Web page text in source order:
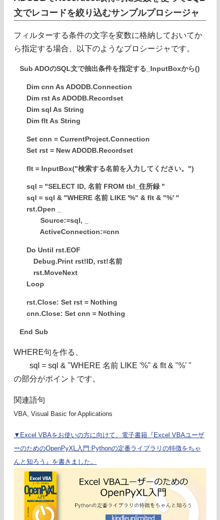
文でレコードを絞り込むサンプルプロシージャ
フィルターする条件の文字を変数に格納しておいてか
ら指定する場合、以下のようなプロシージャです。
Sub ADOのSQL文で抽出条件を指定する_InputBoxから()
Dim cnn As ADODB.Connection
Dim rst As ADODB.Recordset
Dim sql As String
Dim flt As String
Set cnn = CurrentProject.Connection
Set rst = New ADODB.Recordset
flt = InputBox("検索する名前を入力してください。")
sql = "SELECT ID, 名前 FROM tbl_住所録 "
sql = sql & "WHERE 名前 LIKE '%" & flt & "%' "
rst.Open _
Source:=sql, _
ActiveConnection:=cnn
Do Until rst.EOF
Debug.Print rst!ID, rst!名前
rst.MoveNext
Loop
rst.Close: Set rst = Nothing
cnn.Close: Set cnn = Nothing
End Sub
WHERE句を作る、
sql = sql & "WHERE 名前 LIKE '%" & flt & "%' "
の部分がポイントです。
関連語句
VBA, Visual Basic for Applications
▼Excel VBAをお使いの方に向けて、電子書籍『Excel VBAユーザ
ーのためのOpenPyXL入門:Pythonの定番ライブラリの特徴をちゃ
んと知ろう』を書きました。